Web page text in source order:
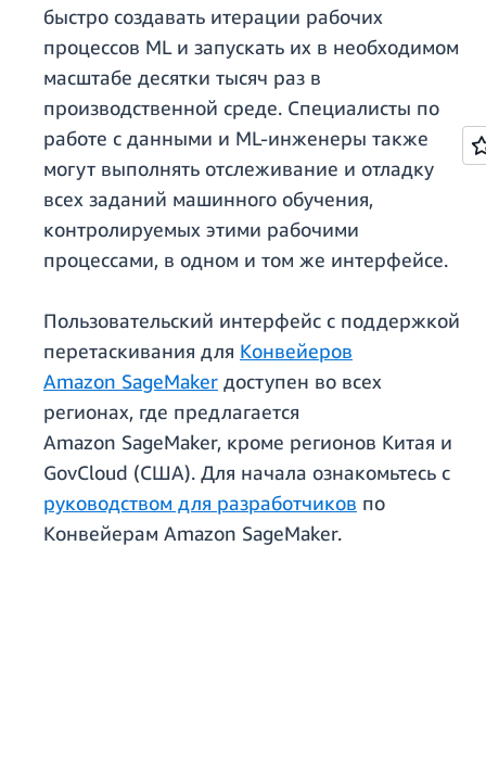
быстро создавать итерации рабочих
процессов ML и запускать их в необходимом
масштабе десятки тысяч раз в
производственной среде. Специалисты по
работе с данными и ML-инженеры также
могут выполнять отслеживание и отладку
всех заданий машинного обучения,
контролируемых этими рабочими
процессами, в одном и том же интерфейсе.
Пользовательский интерфейс с поддержкой
перетаскивания для Конвейеров
Amazon SageMaker доступен во всех
регионах, где предлагается
Amazon SageMaker, кроме регионов Китая и
GovCloud (США). Для начала ознакомьтесь с
руководством для разработчиков по
Конвейерам Amazon SageMaker.